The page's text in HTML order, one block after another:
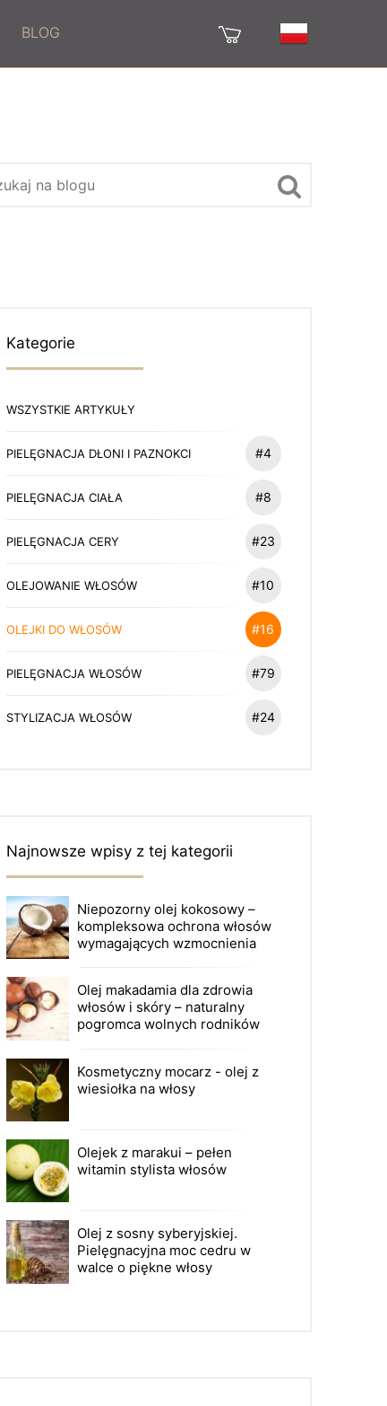
BLOG
Kategorie
WSZYSTKIE ARTYKUŁY
PIELĘGNACJA DŁONI I PAZNOKCI #4
PIELĘGNACJA CIAŁA #8
PIELĘGNACJA CERY #23
OLEJOWANIE WŁOSÓW #10
OLEJKI DO WŁOSÓW #16
PIELĘGNACJA WŁOSÓW #79
STYLIZACJA WŁOSÓW #24
Najnowsze wpisy z tej kategorii
Niepozorny olej kokosowy –
kompleksowa ochrona włosów
wymagających wzmocnienia
Olej makadamia dla zdrowia
włosów i skóry – naturalny
pogromca wolnych rodników
Kosmetyczny mocarz - olej z
wiesiołka na włosy
Olejek z marakui – pełen
witamin stylista włosów
Olej z sosny syberyjskiej.
Pielęgnacyjna moc cedru w
walce o piękne włosy